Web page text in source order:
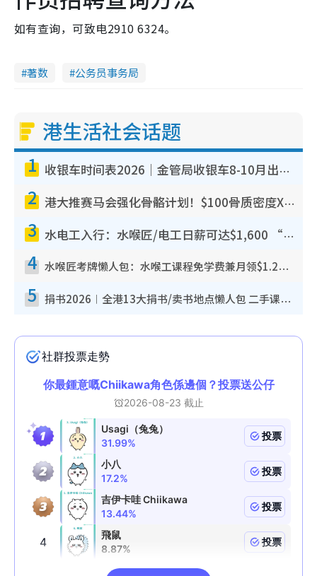
如有查询，可致电2910 6324。
著数 公务员事务局
港生活社会话题
1 收银车时间表2026｜金管局收银车8-10月出没地点+时间！无需手续费！硬币免费转现钞或增值至八达通
2 港大推赛马会强化骨骼计划！$100骨质密度X光检查 完成免费运动训练送超市礼券！附参加资格
3 水电工入行：水喉匠/电工日薪可达$1,600 “铁饭碗”职业难被AI取代！附薪酬参考+入行考牌路径
4 水喉匠考牌懒人包：水喉工课程免学费兼月领$1.2万津贴 即看水喉匠考牌4阶段+入行课程建议
5 捐书2026︱全港13大捐书/卖书地点懒人包 二手课本最高$150＋旧书换免费咖啡/戏票